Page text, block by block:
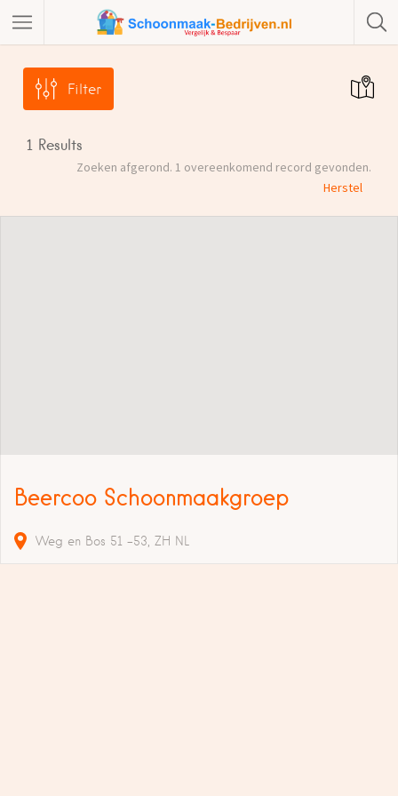
Filter
1 Results
Zoeken afgerond. 1 overeenkomend record gevonden.
Herstel
Beercoo Schoonmaakgroep
Weg en Bos 51 -53 ZH NL